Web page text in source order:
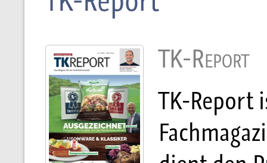
TK-Report
TK-Report